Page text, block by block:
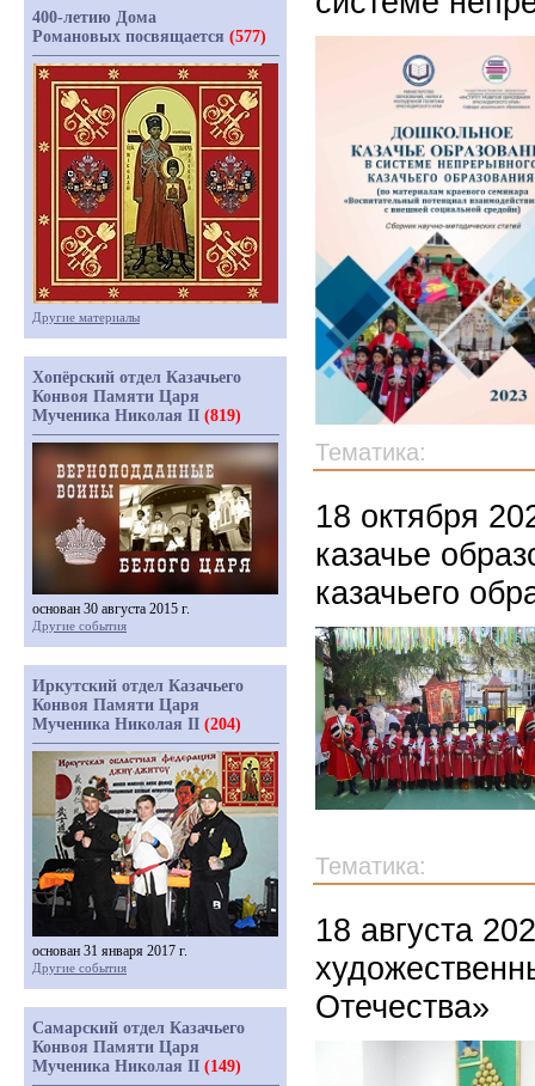
Тематика:
18 октября
казачье
казачьего
Тематика:
18 августа
Отечества»
400-летию Дома
Романовых посвящается (577)
Другие материалы
Хопёрский отдел Казачьего
Конвоя Памяти Царя
Мученика Николая II (819)
основан 30 августа 2015 г.
Другие события
Иркутский отдел Казачьего
Конвоя Памяти Царя
Мученика Николая II (204)
основан 31 января 2017 г.
Другие события
Самарский отдел Казачьего
Конвоя Памяти Царя
Мученика Николая II (149)